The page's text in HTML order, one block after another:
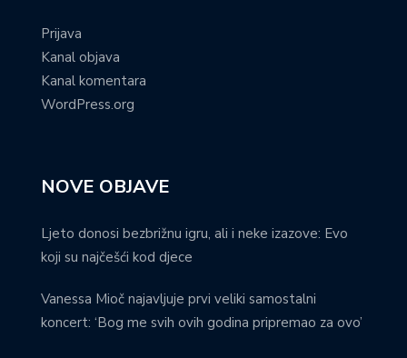
Prijava
Kanal objava
Kanal komentara
WordPress.org
NOVE OBJAVE
Ljeto donosi bezbrižnu igru, ali i neke izazove: Evo
koji su najčešći kod djece
Vanessa Mioč najavljuje prvi veliki samostalni
koncert: ‘Bog me svih ovih godina pripremao za ovo’